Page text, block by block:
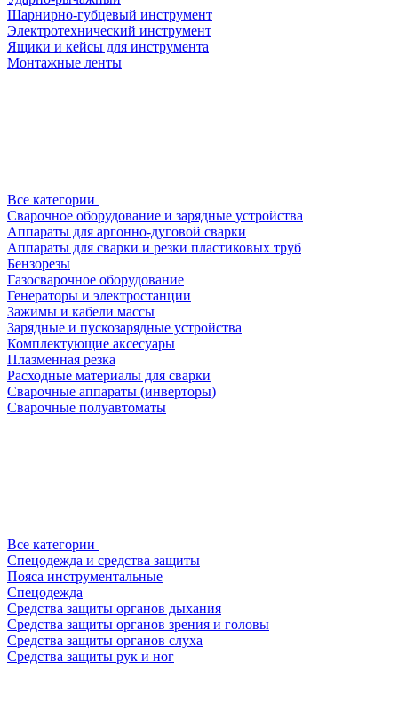
Шарнирно-губцевый инструмент
Электротехнический инструмент
Ящики и кейсы для инструмента
Монтажные ленты
Все категории
Сварочное оборудование и зарядные устройства
Аппараты для аргонно-дуговой сварки
Аппараты для сварки и резки пластиковых труб
Бензорезы
Газосварочное оборудование
Генераторы и электростанции
Зажимы и кабели массы
Зарядные и пускозарядные устройства
Комплектующие аксесуары
Плазменная резка
Расходные материалы для сварки
Сварочные аппараты (инверторы)
Сварочные полуавтоматы
Все категории
Спецодежда и средства защиты
Пояса инструментальные
Спецодежда
Средства защиты органов дыхания
Средства защиты органов зрения и головы
Средства защиты органов слуха
Средства защиты рук и ног